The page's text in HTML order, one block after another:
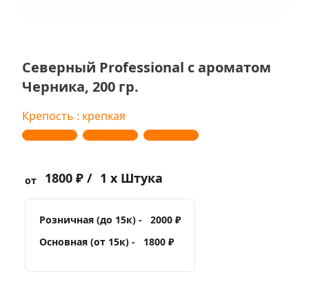
Северный Professional с ароматом
Черника, 200 гр.
Крепость : крепкая
от 1800 ₽ / 1 x Штука
Розничная (до 15к) -
2000 ₽
Основная (от 15к) -
1800 ₽